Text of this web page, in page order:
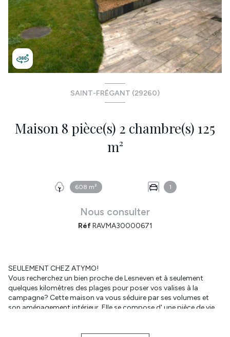
SAINT-FRÉGANT (29260)
Maison 8 pièce(s) 2 chambre(s) 125
m²
608 m² 1
Nous consulter
RéfRAVMA30000671
SEULEMENT CHEZ ATYMO!
Vous recherchez un bien proche de Lesneven et à seulement
quelques kilomètres des plages pour poser vos valises à la
campagne? Cette maison va vous séduire par ses volumes et
son aménagement intérieur. Elle se compose d' une pièce de vie